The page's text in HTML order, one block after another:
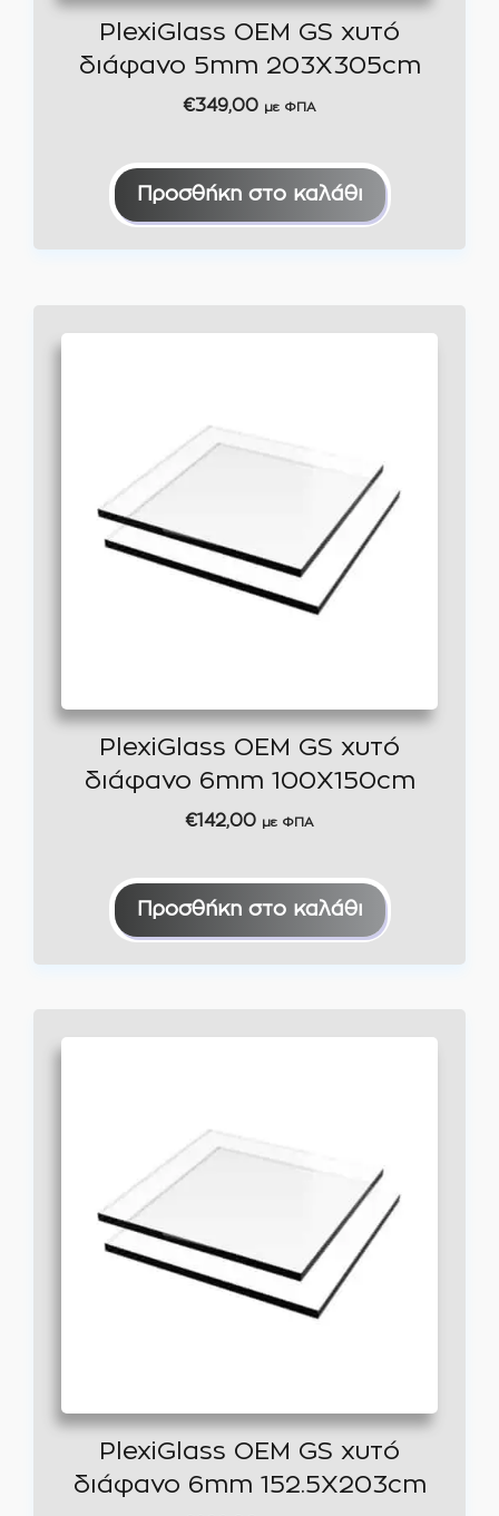
PlexiGlass OEM GS χυτό
διάφανο 5mm 203X305cm
€349,00 με ΦΠΑ
Προσθήκη στο καλάθι
PlexiGlass OEM GS χυτό
διάφανο 6mm 100X150cm
€142,00 με ΦΠΑ
Προσθήκη στο καλάθι
PlexiGlass OEM GS χυτό
διάφανο 6mm 152.5X203cm